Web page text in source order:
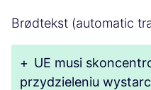
Brødtekst (automatic
+ UE musi
przydzieleniu